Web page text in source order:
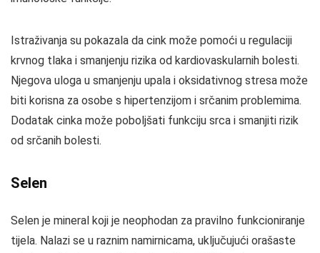
Istraživanja su pokazala da cink može pomoći u regulaciji
krvnog tlaka i smanjenju rizika od kardiovaskularnih bolesti.
Njegova uloga u smanjenju upala i oksidativnog stresa može
biti korisna za osobe s hipertenzijom i srčanim problemima.
Dodatak cinka može poboljšati funkciju srca i smanjiti rizik
od srčanih bolesti.
Selen
Selen je mineral koji je neophodan za pravilno funkcioniranje
tijela. Nalazi se u raznim namirnicama, uključujući orašaste